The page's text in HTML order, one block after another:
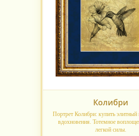
Колибри
Портрет Колибри: купить элитный
вдохновения. Тотемное
легкой силы.